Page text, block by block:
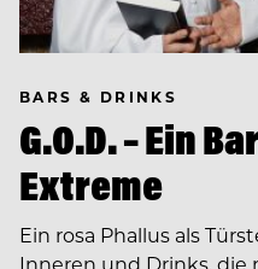
BARS & DRINKS
G.O.D. – Ein
Extreme
Ein rosa Phallus als